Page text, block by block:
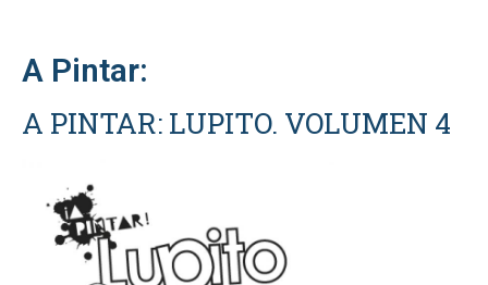
A Pintar:
A PINTAR: LUPITO. VOLUMEN 4